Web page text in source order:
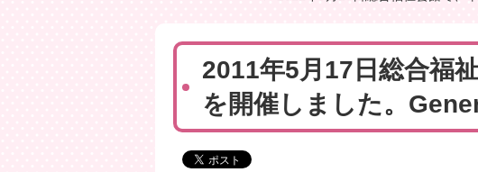
2011年5月17日総合福
を開催しました。